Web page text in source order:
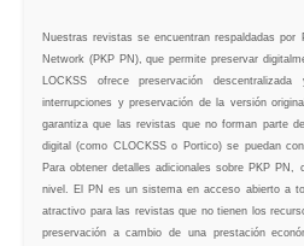
Nuestras revistas se encuentran respaldadas por
Network (PKP PN), que permite preservar
LOCKSS ofrece preservación
interrupciones y preservación de la versión
garantiza que las revistas que no forman parte
digital (como CLOCKSS o Portico) se puedan
Para obtener detalles adicionales sobre PKP PN,
nivel. El PN es un sistema en acceso abierto a
atractivo para las revistas que no tienen los
preservación a cambio de una prestación